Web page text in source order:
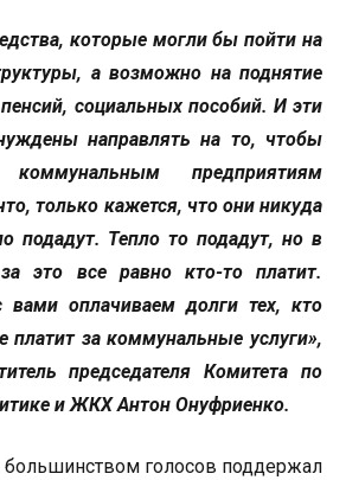
которые могли бы пойти на
а возможно на поднятие
социальных пособий. И эти
направлять на то, чтобы
коммунальным предприятиям
только кажется, что они никуда
подадут. Тепло то подадут, но в
это все равно кто-то платит.
оплачиваем долги тех, кто
платит за коммунальные услуги»,
председателя Комитета по
и ЖКХ Антон Онуфриенко.
голосов поддержал